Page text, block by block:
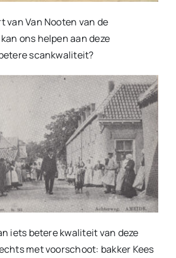
van Van Nooten van de
ons helpen aan deze
scankwaliteit?
iets betere kwaliteit van deze
met voorschoot: bakker Kees